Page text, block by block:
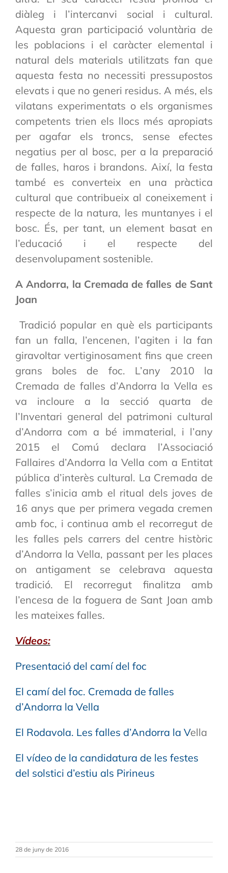
diàleg i l’intercanvi social i cultural.
Aquesta gran participació voluntària de
les poblacions i el caràcter elemental i
natural dels materials utilitzats fan que
aquesta festa no necessiti pressupostos
elevats i que no generi residus. A més, els
vilatans experimentats o els organismes
competents trien els llocs més apropiats
per agafar els troncs, sense efectes
negatius per al bosc, per a la preparació
de falles, haros i brandons. Així, la festa
també es converteix en una pràctica
cultural que contribueix al coneixement i
respecte de la natura, les muntanyes i el
bosc. És, per tant, un element basat en
l’educació i el respecte del
desenvolupament sostenible.
A Andorra, la Cremada de falles de Sant
Joan
Tradició popular en què els participants
fan un falla, l’encenen, l’agiten i la fan
giravoltar vertiginosament fins que creen
grans boles de foc. L’any 2010 la
Cremada de falles d’Andorra la Vella es
va incloure a la secció quarta de
l’Inventari general del patrimoni cultural
d’Andorra com a bé immaterial, i l’any
2015 el Comú declara l’Associació
Fallaires d’Andorra la Vella com a Entitat
pública d’interès cultural. La Cremada de
falles s’inicia amb el ritual dels joves de
16 anys que per primera vegada cremen
amb foc, i continua amb el recorregut de
les falles pels carrers del centre històric
d’Andorra la Vella, passant per les places
on antigament se celebrava aquesta
tradició. El recorregut finalitza amb
l’encesa de la foguera de Sant Joan amb
les mateixes falles.
Vídeos:
Presentació del camí del foc
El camí del foc. Cremada de falles
d’Andorra la Vella
El Rodavola. Les falles d’Andorra la Vella
El vídeo de la candidatura de les festes
del solstici d’estiu als Pirineus
28 de juny de 2016